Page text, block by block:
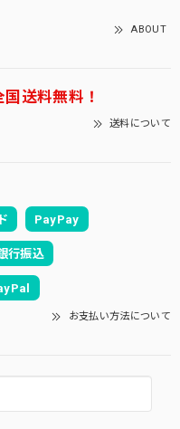
ABOUT
国送料無料！
送料について
PayPay
行振込
お支払い方法について